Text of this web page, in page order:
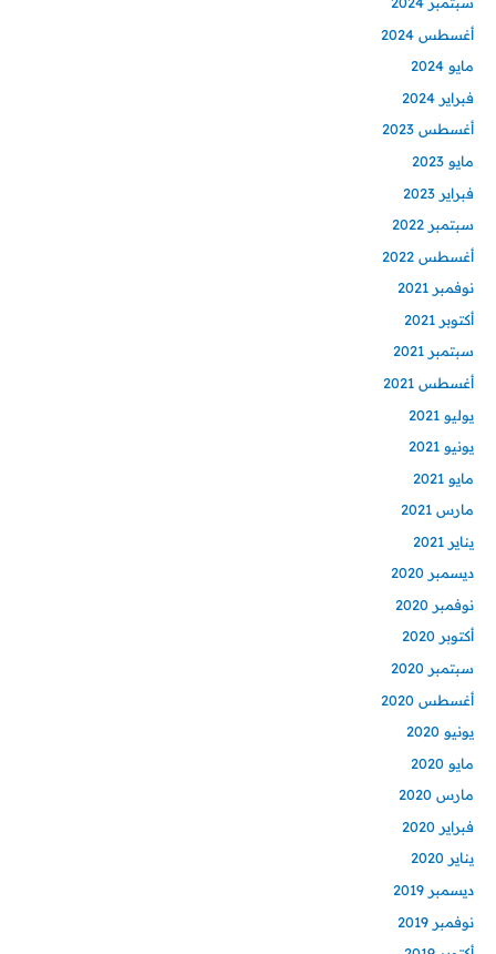
أغسطس 2024
مايو 2024
فبراير 2024
أغسطس 2023
مايو 2023
فبراير 2023
سبتمبر 2022
أغسطس 2022
نوفمبر 2021
أكتوبر 2021
سبتمبر 2021
أغسطس 2021
يوليو 2021
يونيو 2021
مايو 2021
مارس 2021
يناير 2021
ديسمبر 2020
نوفمبر 2020
أكتوبر 2020
سبتمبر 2020
أغسطس 2020
يونيو 2020
مايو 2020
مارس 2020
فبراير 2020
يناير 2020
ديسمبر 2019
نوفمبر 2019